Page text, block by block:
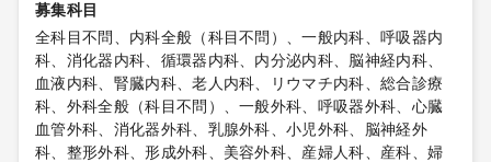
募集科目
全科目不問、内科全般（科目不問）、一般内科、呼吸器内
科、消化器内科、循環器内科、内分泌内科、脳神経内科、
血液内科、腎臓内科、老人内科、リウマチ内科、総合診療
科、外科全般（科目不問）、一般外科、呼吸器外科、心臓
血管外科、消化器外科、乳腺外科、小児外科、脳神経外
科、整形外科、形成外科、美容外科、産婦人科、産科、婦